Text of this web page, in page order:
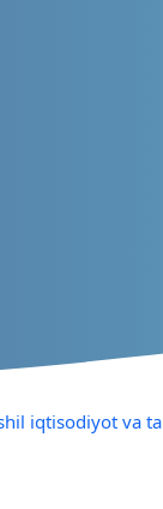
iqtisodiyot va